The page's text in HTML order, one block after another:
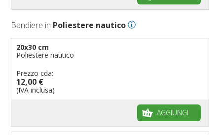
Bandiere per eventi religiosi
Bandiere per ambasciate
Bandiere per riserve naturali e parchi
Bandiere per musicisti
pennoni per bandiere
Bandiere in Poliestere nautico
20x30 cm
Poliestere nautico
Prezzo cda:
12,00 €
(IVA inclusa)
AGGIUNGI